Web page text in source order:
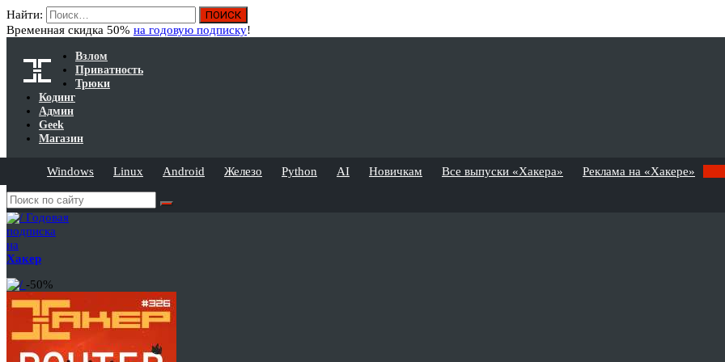
Найти:
Временная скидка 50% на годовую подписку!
Взлом
Приватность
Трюки
Кодинг
Админ
Geek
Магазин
Windows Linux Android Железо Python AI Новичкам Все выпуски «Хакера» Реклама на «Хакере»
Годовая
подписка
на
Хакер
-50%